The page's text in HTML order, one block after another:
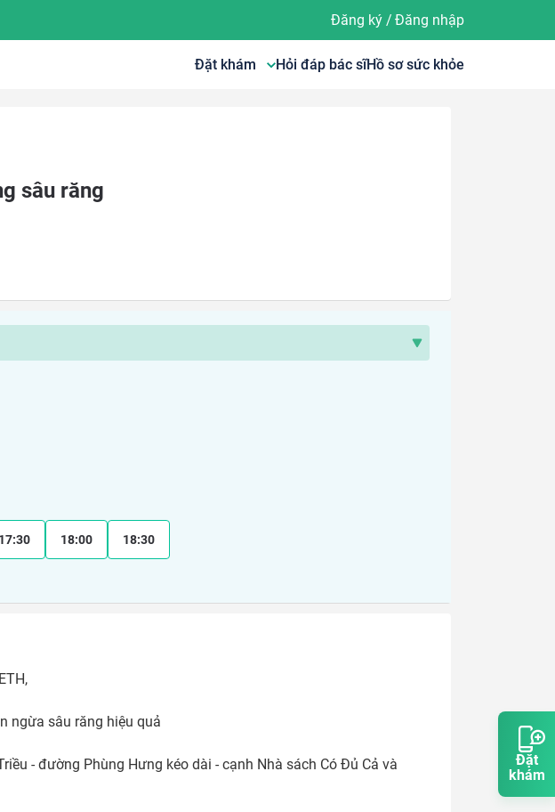
Đặt
khám
Đăng ký/ Đăng nhập
Đặt khám Hỏi đáp bác sĩHồ sơ sức khỏe
sâu răng
17:30 18:00 18:30
ngừa sâu răng hiệu quả
- đường Phùng Hưng kéo dài - cạnh Nhà sách Có Đủ Cả và